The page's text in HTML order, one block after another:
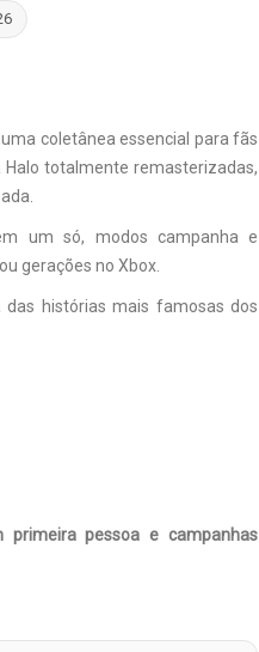
coletânea essencial para fãs
Halo totalmente remasterizadas,
um só, modos campanha e
gerações no Xbox.
histórias mais famosas dos
pessoa e campanhas